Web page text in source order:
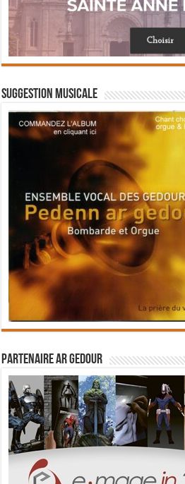
Suggestion musicale
Partenaire Ar Gedour